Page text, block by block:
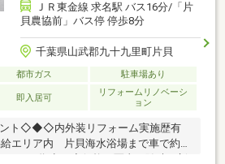
ＪＲ東金線 求名駅 バス16分/「片
貝農協前」バス停 停歩8分
千葉県山武郡九十九里町片貝
都市ガス 駐車場あり
即入居可
リフォームリノベーシ
ョン
ト◇◆◇内外装リフォーム実施歴有
給エリア内 片貝海水浴場まで車で約4